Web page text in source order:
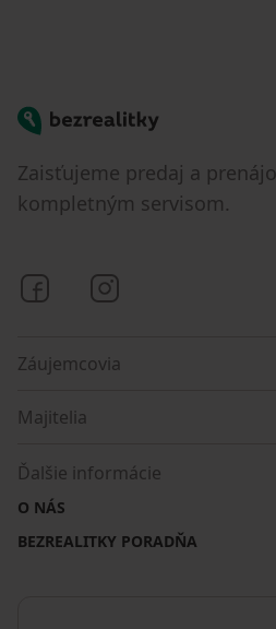
Bezrealitky
Zaisťujeme predaj a
kompletným servisom.
Bezrealitky na Facebooku
Záujemcovia
Majitelia
Ďalšie informácie
O NÁS
BEZREALITKY PORADŇA